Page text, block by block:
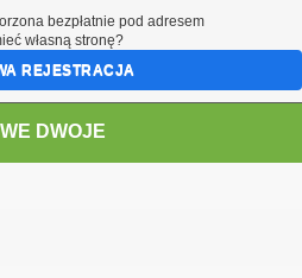
DWOJE
bezpłatnie pod adresem
własną stronę?
REJESTRACJA